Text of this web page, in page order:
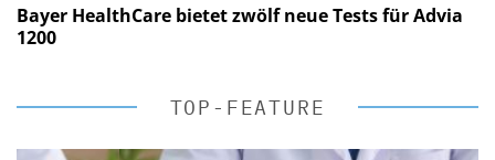
Bayer HealthCare bietet zwölf neue Tests für Advia
1200
TOP-FEATURE